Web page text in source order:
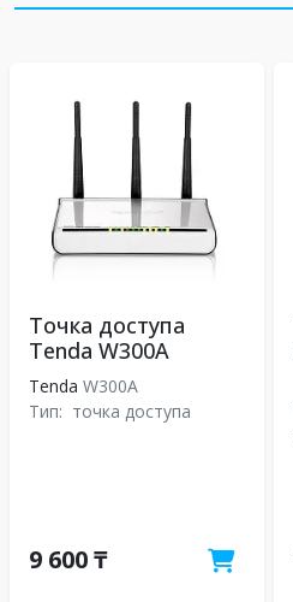
Точка доступа
Tenda W300A
Tenda W300A
Тип: точка доступа
9 600 ₸